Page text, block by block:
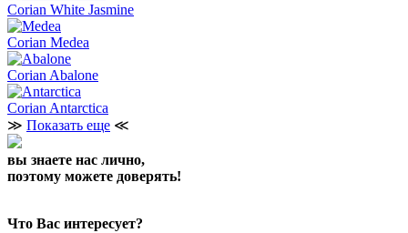
Corian White Jasmine
Corian Medea
Corian Abalone
Corian Antarctica
≫ Показать еще ≪
вы знаете нас лично,
поэтому можете доверять!
Что Вас интересует?